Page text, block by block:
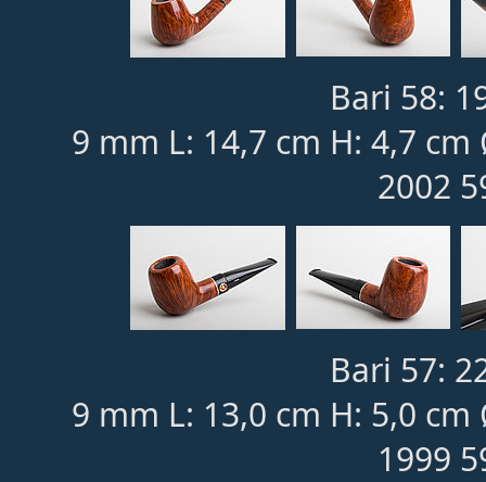
Bari 58:
9 mm L: 14,7 cm H: 4,7
2002
Bari 57:
9 mm L: 13,0 cm H: 5,0
1999